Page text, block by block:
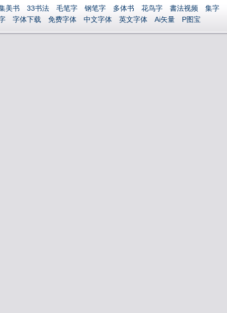
美书 33书法 毛笔字 钢笔字 多体书 花鸟字 書法视频
集字
字体下载 免费字体 中文字体 英文字体 Ai矢量
P图宝